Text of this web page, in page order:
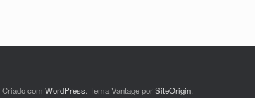
Criado com WordPress. Tema Vantage porSiteOrigin.